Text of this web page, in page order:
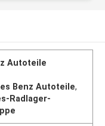
Autoteile
Benz Autoteile,
Radlager-